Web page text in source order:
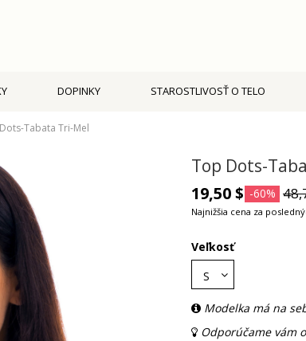
DOPINKY STAROSTLIVOSŤ O TELO
Tabata Tri-Mel
Top Dots-
19,50 $ -60%
Najnižšia cena za
Veľkosť
Modelka má na
Odporúčame vám